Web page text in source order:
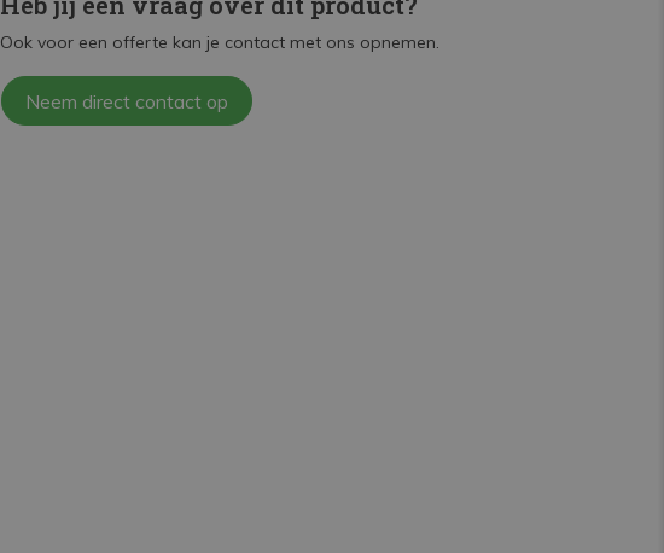
Ook voor een offerte kan je contact met ons opnemen.
Neem direct contact op